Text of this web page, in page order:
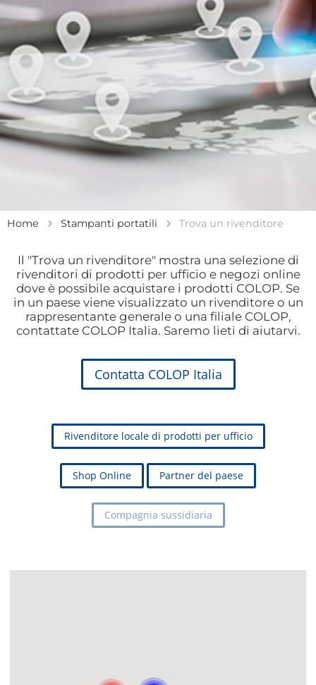
Home Stampanti portatili Trova un rivenditore
Il "Trova un rivenditore" mostra una selezione di
rivenditori di prodotti per ufficio e negozi online
dove è possibile acquistare i prodotti COLOP. Se
in un paese viene visualizzato un rivenditore o un
rappresentante generale o una filiale COLOP,
contattate COLOP Italia. Saremo lieti di aiutarvi.
Contatta COLOP Italia
Rivenditore locale di prodotti per ufficio
Shop Online Partner del paese
Compagnia sussidiaria